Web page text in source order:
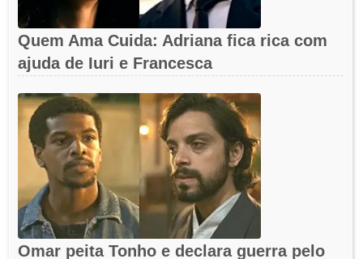
Quem Ama Cuida: Adriana fica rica com
ajuda de Iuri e Francesca
Omar peita Tonho e declara guerra pelo